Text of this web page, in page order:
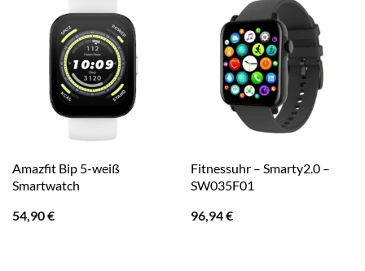
Amazfit Bip 5-weiß
Smartwatch
54,90€
Fitnessuhr – Smarty2.0 –
SW035F01
96,94€